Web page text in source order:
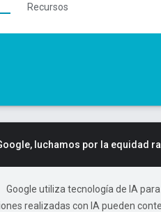
Recursos
luchamos por la equidad
Google utiliza tecnología de IA
realizadas con IA pueden